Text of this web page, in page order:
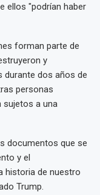
ellos "podrían haber
forman parte de
y
durante dos años de
personas
sujetos a una
documentos que se
y el
historia de nuestro
Trump.